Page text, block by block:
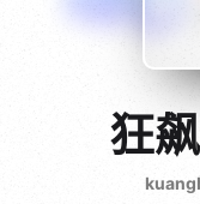
{if
28短剧
狂